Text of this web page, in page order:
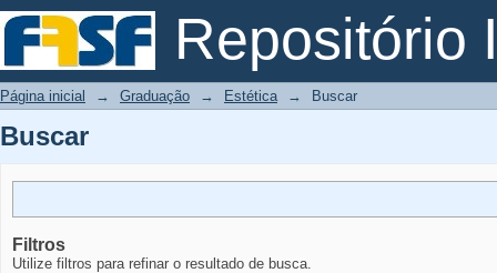
Repositório
Buscar
Página inicial → Graduação → Estética → Buscar
Buscar
Filtros
Utilize filtros para refinar o resultado de busca.